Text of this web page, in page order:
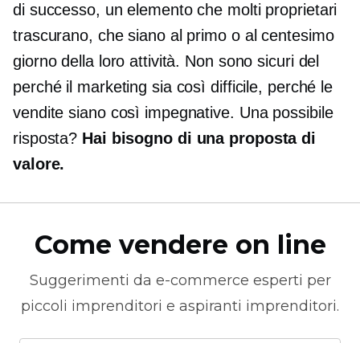
di successo, un elemento che molti proprietari
trascurano, che siano al primo o al centesimo
giorno della loro attività. Non sono sicuri del
perché il marketing sia così difficile, perché le
vendite siano così impegnative. Una possibile
risposta? Hai bisogno di una proposta di
valore.
Come vendere on line
Suggerimenti da e-commerce esperti per
piccoli imprenditori e aspiranti imprenditori.